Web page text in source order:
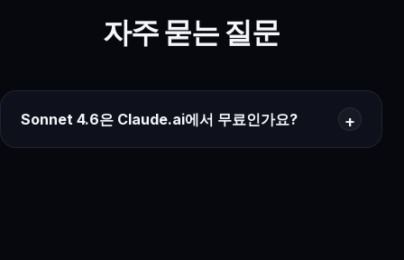
자주 묻는 질문
Sonnet 4.6은 Claude.ai에서 무료인가요?